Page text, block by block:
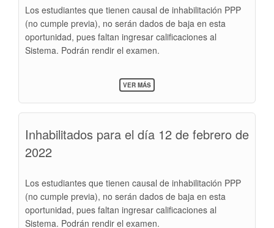
Los estudiantes que tienen causal de inhabilitación PPP
(no cumple previa), no serán dados de baja en esta
oportunidad, pues faltan ingresar calificaciones al
Sistema. Podrán rendir el examen.
VER MÁSSOBRE
INHABILITADOS
DE
Inhabilitados para el día 12 de febrero de
2022
Los estudiantes que tienen causal de inhabilitación PPP
(no cumple previa), no serán dados de baja en esta
oportunidad, pues faltan ingresar calificaciones al
Sistema. Podrán rendir el examen.